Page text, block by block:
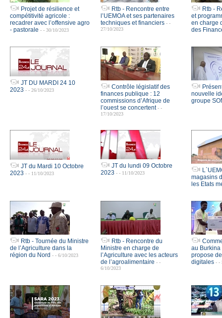
Projet de résilience et
compétitivité agricole :
recadrer avec l’offensive agro
- pastorale - - 30/10/2023
Rtb - Rencontre entre
l’UEMOA et ses partenaires
techniques et financiers - -
27/10/2023
Rtb -
et
en charge
des
JT DU MARDI 24 10
2023 - - 26/10/2023
Contrôle législatif des
finances publique : 12
commissions d’Afrique de
l’ouest se concertent - -
17/10/2023
nouvelle
groupe
JT du Mardi 10 Octobre
2023 - - 11/10/2023
JT du lundi 09 Octobre
2023 - - 11/10/2023
magasins
les Etats
Rtb - Tournée du Ministre
de l’Agriculture dans la
région du Nord - - 6/10/2023
Rtb - Rencontre du
Ministre en charge de
l’Agriculture avec les acteurs
de l’agroalimentaire - -
6/10/2023
au Burkina
propose
digitales - -